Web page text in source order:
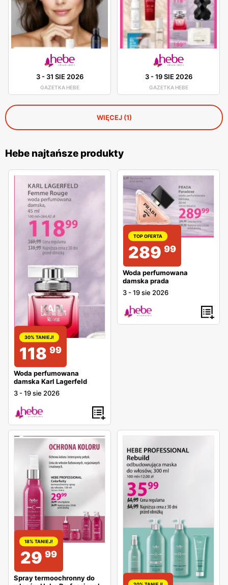
3- 31 SIE 2026
GAZETKA HEBE
3-19 SIE 2026
GAZETKA HEBE
WIĘCEJ (1)
Hebe najtańsze produkty
30% TANIEJ!
118 99
Woda perfumowana
damska Karl Lagerfeld
3 -19 sie 2026
TOP OFERTA
289 99
Woda perfumowana
damska prada
3 -19 sie 2026
18% TANIEJ!
29 99
Spray termoochronny do